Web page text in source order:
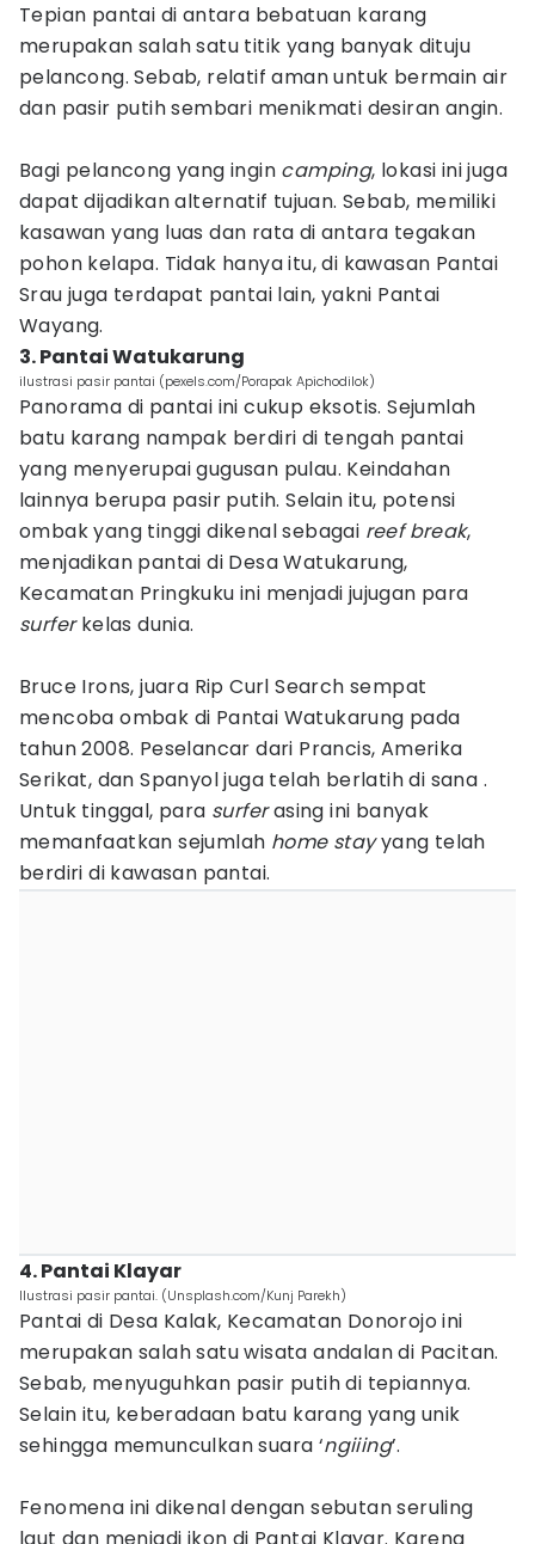
Tepian pantai di antara bebatuan karang
merupakan salah satu titik yang banyak dituju
pelancong. Sebab, relatif aman untuk bermain air
dan pasir putih sembari menikmati desiran angin.
Bagi pelancong yang ingin camping, lokasi ini juga
dapat dijadikan alternatif tujuan. Sebab, memiliki
kasawan yang luas dan rata di antara tegakan
pohon kelapa. Tidak hanya itu, di kawasan Pantai
Srau juga terdapat pantai lain, yakni Pantai
Wayang.
3. Pantai Watukarung
ilustrasi pasir pantai (pexels.com/Porapak Apichodilok)
Panorama di pantai ini cukup eksotis. Sejumlah
batu karang nampak berdiri di tengah pantai
yang menyerupai gugusan pulau. Keindahan
lainnya berupa pasir putih. Selain itu, potensi
ombak yang tinggi dikenal sebagai reef break,
menjadikan pantai di Desa Watukarung,
Kecamatan Pringkuku ini menjadi jujugan para
surferkelas dunia.
Bruce Irons, juara Rip Curl Search sempat
mencoba ombak di Pantai Watukarung pada
tahun 2008. Peselancar dari Prancis, Amerika
Serikat, dan Spanyol juga telah berlatih di sana .
Untuk tinggal, para surferasing ini banyak
memanfaatkan sejumlah home stayyang telah
berdiri di kawasan pantai.
4. Pantai Klayar
Ilustrasi pasir pantai. (Unsplash.com/Kunj Parekh)
Pantai di Desa Kalak, Kecamatan Donorojo ini
merupakan salah satu wisata andalan di Pacitan.
Sebab, menyuguhkan pasir putih di tepiannya.
Selain itu, keberadaan batu karang yang unik
sehingga memunculkan suara ‘ngiiing’.
Fenomena ini dikenal dengan sebutan seruling